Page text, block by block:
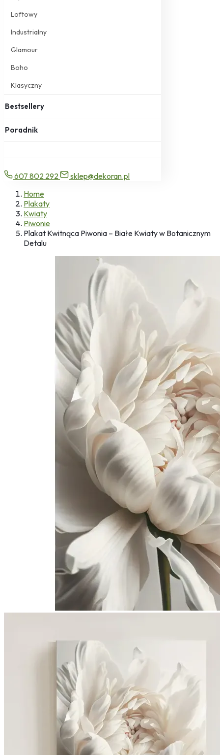
Loftowy
Industrialny
Glamour
Boho
Klasyczny
Bestsellery
Poradnik
607 802 292
sklep@dekoran.pl
Home
Plakaty
Kwiaty
Piwonie
Plakat Kwitnąca Piwonia – Białe Kwiaty w Botanicznym
Detalu